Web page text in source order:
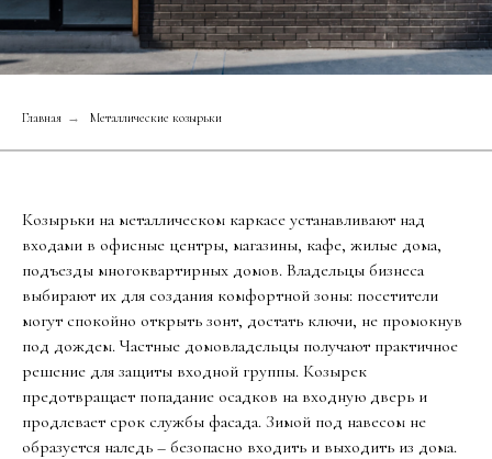
Главная → Металлические козырьки
Козырьки на металлическом каркасе устанавливают над
входами в офисные центры, магазины, кафе, жилые дома,
подъезды многоквартирных домов. Владельцы бизнеса
выбирают их для создания комфортной зоны: посетители
могут спокойно открыть зонт, достать ключи, не промокнув
под дождем. Частные домовладельцы получают практичное
решение для защиты входной группы. Козырек
предотвращает попадание осадков на входную дверь и
продлевает срок службы фасада. Зимой под навесом не
образуется наледь – безопасно входить и выходить из дома.